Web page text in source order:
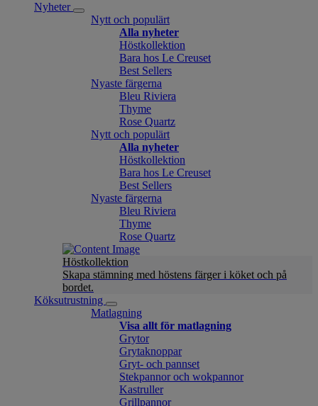
Nyheter
Nytt och populärt
Alla nyheter
Höstkollektion
Bara hos Le Creuset
Best Sellers
Nyaste färgerna
Bleu Riviera
Thyme
Rose Quartz
Nytt och populärt
Alla nyheter
Höstkollektion
Bara hos Le Creuset
Best Sellers
Nyaste färgerna
Bleu Riviera
Thyme
Rose Quartz
Höstkollektion
Skapa stämning med höstens färger i köket och på
bordet.
Köksutrustning
Matlagning
Visa allt för matlagning
Grytor
Grytaknoppar
Gryt- och pannset
Stekpannor och wokpannor
Kastruller
Grillpannor